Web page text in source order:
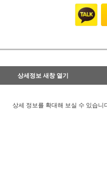
상세정보 새창 열기
상세 정보를 확대해 보실 수 있습니